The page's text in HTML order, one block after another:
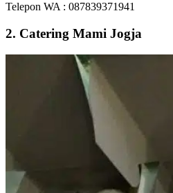
Telepon WA : 087839371941
2. Catering Mami Jogja